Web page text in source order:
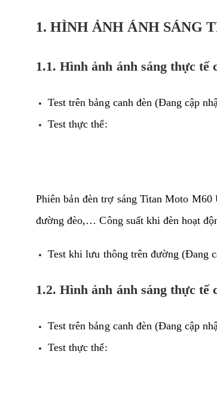
1. HÌNH ẢNH ÁNH SÁNG
1.1. Hình ảnh ánh sáng thực
Test trên bảng canh đèn (Đang cập
Test thực thế:
Phiên bản đèn trợ sáng Titan Moto
đường đèo,… Công suất khi đèn hoạt
Test khi lưu thông trên đường (Đang
1.2. Hình ảnh ánh sáng thực
Test trên bảng canh đèn (Đang cập
Test thực thế: